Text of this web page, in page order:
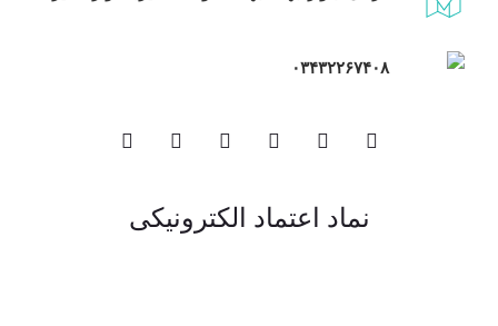
۰۳۴۳۲۲۶۷۴۰۸
نماد اعتماد الکترونیکی